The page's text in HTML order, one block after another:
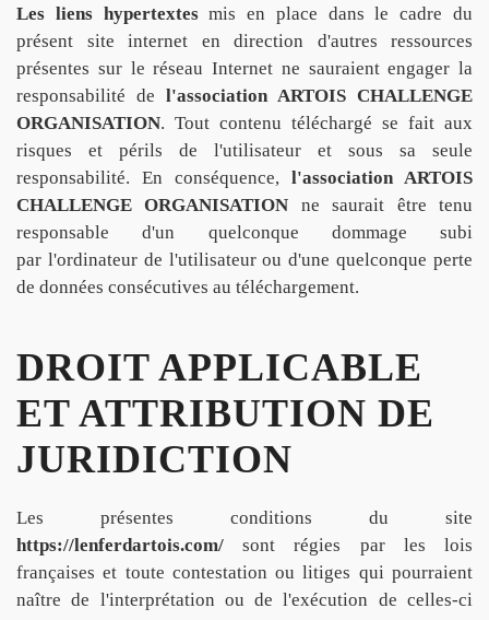
Les liens hypertextesmis en place dans le cadre du
présent site internet en direction d'autres ressources
présentes sur le réseau Internet ne sauraient engager la
responsabilité de l'association ARTOIS CHALLENGE
ORGANISATION. Tout contenu téléchargé se fait aux
risques et périls de l'utilisateur et sous sa seule
responsabilité. En conséquence, l'association ARTOIS
CHALLENGE ORGANISATION ne saurait être tenu
responsable d'un quelconque dommage subi
par l'ordinateur de l'utilisateur ou d'une quelconque perte
de données consécutives au téléchargement.
DROIT APPLICABLE
ET ATTRIBUTION DE
JURIDICTION
Les présentes conditions du site
https://lenferdartois.com/ sont régies par les lois
françaises et toute contestation ou litiges qui pourraient
naître de l'interprétation ou de l'exécution de celles-ci